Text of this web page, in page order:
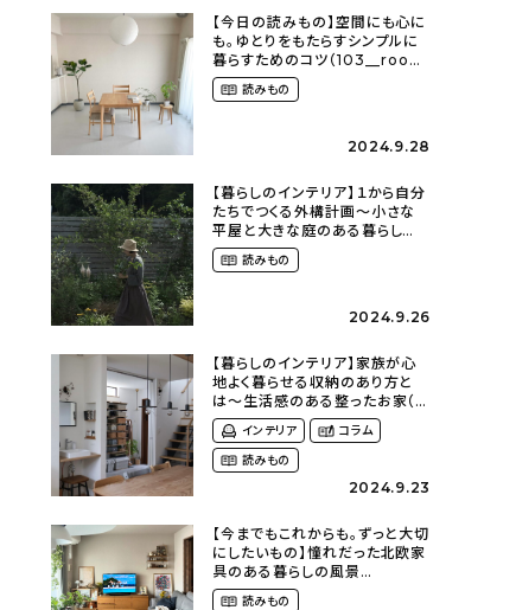
【今日の読みもの】空間にも心に
も。ゆとりをもたらすシンプルに
暮らすためのコツ（103__room
さん）
読みもの
2024.9.28
【暮らしのインテリア】１から自分
たちでつくる外構計画〜小さな
平屋と大きな庭のある暮らし
（tsumikiniwaさん）
読みもの
2024.9.26
【暮らしのインテリア】家族が心
地よく暮らせる収納のあり方と
は〜生活感のある整ったお家（
kaya___ieさん）
インテリア
コラム
読みもの
2024.9.23
【今までもこれからも。ずっと大切
にしたいもの】憧れだった北欧家
具のある暮らしの風景
（m._.k_homeさん）
読みもの